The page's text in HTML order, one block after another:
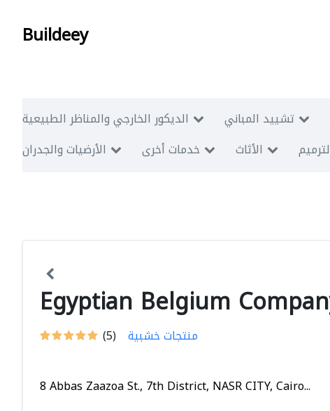
Buildeey
الديكور الخارجي والمناظر الطبيعية تشييد المباني
الأرضيات والجدران
خدمات أخرى الأثاث
Egyptian Belgium
(5) منتجات خشبية
8 Abbas Zaazoa St., 7th District, NASR CITY, Cairo...